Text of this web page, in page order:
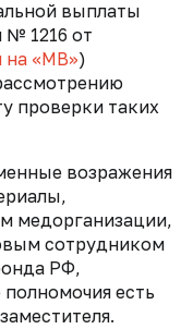
выплаты
1216 от
на «МВ»)
проверки таких
возражения
медорганизации,
сотрудником
РФ,
есть